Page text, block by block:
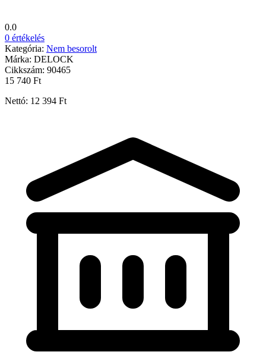
0.0
0 értékelés
Kategória: Nem besorolt
Márka: DELOCK
Cikkszám: 90465
15 740 Ft
Nettó: 12 394 Ft